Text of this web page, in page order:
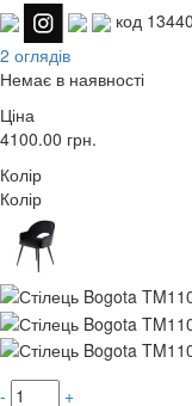
код
2 оглядів
Немає в наявності
Ціна
4100.00 грн.
Колір
Колір
- +